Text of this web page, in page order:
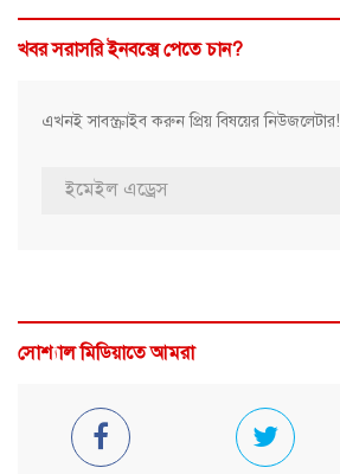
খবর সরাসরি ইনবক্সে পেতে চান?
এখনই সাবস্ক্রাইব করুন প্রিয় বিষয়ের নিউজলেটার!
সোশ্যাল মিডিয়াতে আমরা